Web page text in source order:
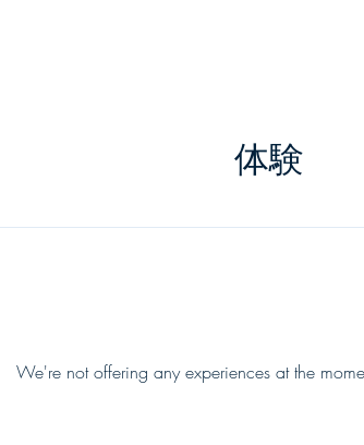
体験
We're not offering any experiences at the